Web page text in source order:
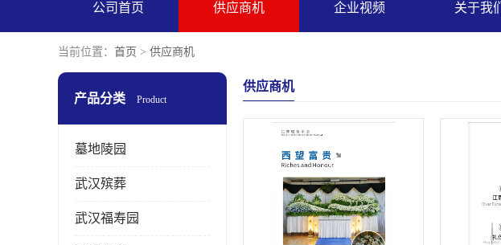
公司首页 供应商机 企业视频 关于我们
当前位置： 首页 > 供应商机
产品分类 Product
墓地陵园
武汉殡葬
武汉福寿园
供应商机